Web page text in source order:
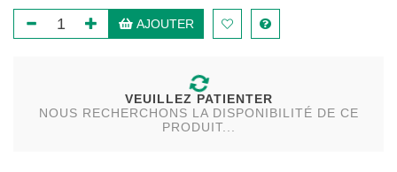
AJOUTER
VEUILLEZ PATIENTER
NOUS RECHERCHONS LA DISPONIBILITÉ DE CE
PRODUIT...